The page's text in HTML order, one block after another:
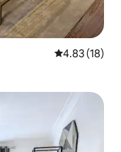
Calificación
4.83 (18)